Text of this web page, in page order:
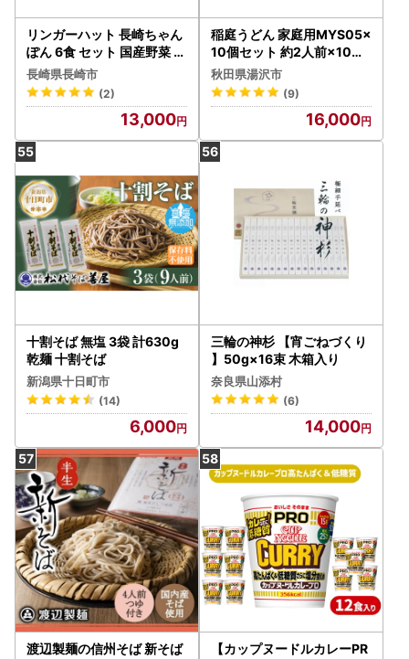
リンガーハット 長崎ちゃん
ぽん 6食 セット 国産野菜 具
材入り チャンポン 簡単調理
時短
長崎県長崎市
(2)
13,000
稲庭うどん 家庭用MYS05×
10個セット 約2人前×10個
【(有)佐藤養助商店】[B6-
0101]
秋田県湯沢市
(9)
16,000
十割そば 無塩 3袋 計630g
乾麺 十割そば
新潟県十日町市
(14)
6,000
三輪の神杉 【宵ごねづくり
】50g×16束 木箱入り
奈良県山添村
(6)
14,000
渡辺製麺の信州そば 新そば
【カップヌードルカレーPR